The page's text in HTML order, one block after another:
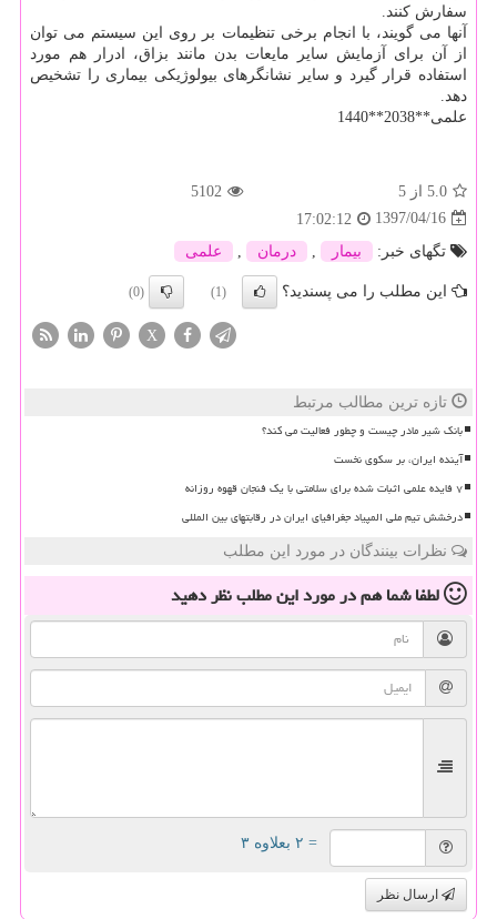
سفارش كنند.
آنها می گویند، با انجام برخی تنظیمات بر روی این سیستم می توان
از آن برای آزمایش سایر مایعات بدن مانند بزاق، ادرار هم مورد
استفاده قرار گیرد و سایر نشانگرهای بیولوژیكی بیماری را تشخیص
دهد.
علمی**2038**1440
5.0 از 5
5102
1397/04/16
17:02:12
تگهای خبر:
بیمار درمان علمی
این مطلب را می پسندید؟ (1)
(0)
X
تازه ترین مطالب مرتبط
بانک شیر مادر چیست و چطور فعالیت می کند؟
آینده ایران، بر سکوی نخست
۷ فایده علمی اثبات شده برای سلامتی با یک فنجان قهوه روزانه
درخشش تیم ملی المپیاد جغرافیای ایران در رقابتهای بین المللی
نظرات بینندگان در مورد این مطلب
لطفا شما همدر مورد این مطلبنظر دهید
= ۲ بعلاوه ۳
ارسال نظر